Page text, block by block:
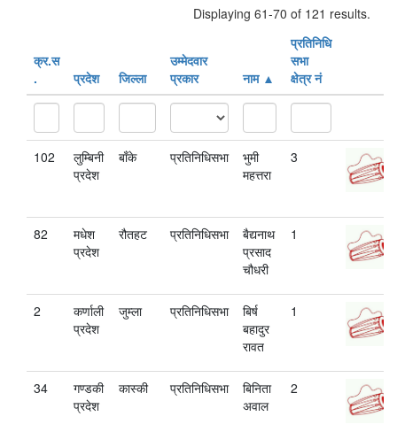
Displaying 61-70 of 121 results.
क्र‍.स‌
.
प्रदेश जिल्ला
उम्मेदवार
प्रकार
नाम
प्रतिनिधि
सभा
क्षेत्र नं
102
लुम्बिनी
प्रदेश
बाँके प्रतिनिधिसभा
भुमी
महत्तरा
3
82
मधेश
प्रदेश
रौतहट प्रतिनिधिसभा
बैद्यनाथ
प्रसाद
चौधरी
1
2
कर्णाली
प्रदेश
जुम्ला प्रतिनिधिसभा
बिर्ष
बहादुर
रावत
1
34
गण्डकी
प्रदेश
कास्की प्रतिनिधिसभा
बिनिता
अवाल
2